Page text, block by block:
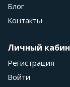
Блог
Контакты
Личный
Регистрация
Войти